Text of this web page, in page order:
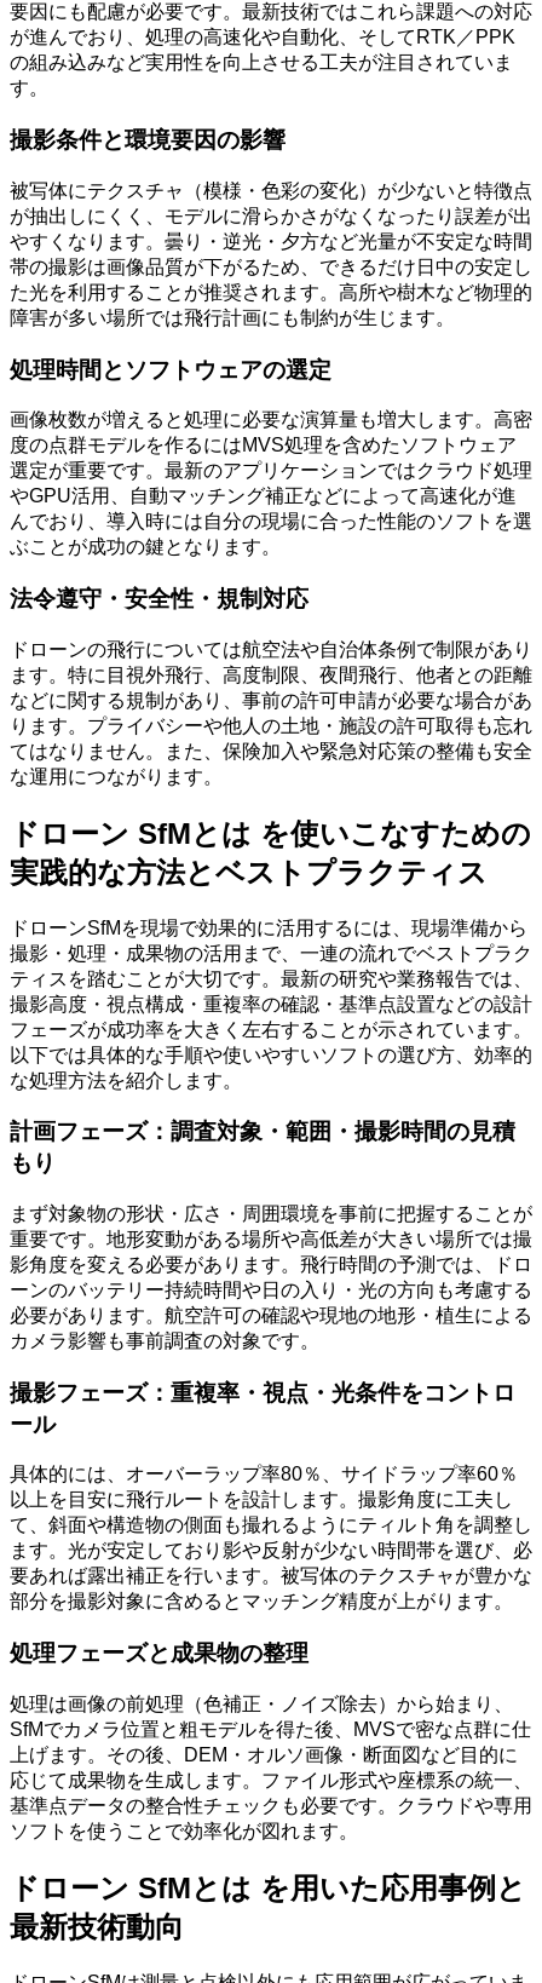
要因にも配慮が必要です。最新技術ではこれら課題への対応
が進んでおり、処理の高速化や自動化、そしてRTK／PPK
の組み込みなど実用性を向上させる工夫が注目されていま
す。
撮影条件と環境要因の影響
被写体にテクスチャ（模様・色彩の変化）が少ないと特徴点
が抽出しにくく、モデルに滑らかさがなくなったり誤差が出
やすくなります。曇り・逆光・夕方など光量が不安定な時間
帯の撮影は画像品質が下がるため、できるだけ日中の安定し
た光を利用することが推奨されます。高所や樹木など物理的
障害が多い場所では飛行計画にも制約が生じます。
処理時間とソフトウェアの選定
画像枚数が増えると処理に必要な演算量も増大します。高密
度の点群モデルを作るにはMVS処理を含めたソフトウェア
選定が重要です。最新のアプリケーションではクラウド処理
やGPU活用、自動マッチング補正などによって高速化が進
んでおり、導入時には自分の現場に合った性能のソフトを選
ぶことが成功の鍵となります。
法令遵守・安全性・規制対応
ドローンの飛行については航空法や自治体条例で制限があり
ます。特に目視外飛行、高度制限、夜間飛行、他者との距離
などに関する規制があり、事前の許可申請が必要な場合があ
ります。プライバシーや他人の土地・施設の許可取得も忘れ
てはなりません。また、保険加入や緊急対応策の整備も安全
な運用につながります。
ドローン SfMとは を使いこなすための
実践的な方法とベストプラクティス
ドローンSfMを現場で効果的に活用するには、現場準備から
撮影・処理・成果物の活用まで、一連の流れでベストプラク
ティスを踏むことが大切です。最新の研究や業務報告では、
撮影高度・視点構成・重複率の確認・基準点設置などの設計
フェーズが成功率を大きく左右することが示されています。
以下では具体的な手順や使いやすいソフトの選び方、効率的
な処理方法を紹介します。
計画フェーズ：調査対象・範囲・撮影時間の見積
もり
まず対象物の形状・広さ・周囲環境を事前に把握することが
重要です。地形変動がある場所や高低差が大きい場所では撮
影角度を変える必要があります。飛行時間の予測では、ドロ
ーンのバッテリー持続時間や日の入り・光の方向も考慮する
必要があります。航空許可の確認や現地の地形・植生による
カメラ影響も事前調査の対象です。
撮影フェーズ：重複率・視点・光条件をコントロ
ール
具体的には、オーバーラップ率80％、サイドラップ率60％
以上を目安に飛行ルートを設計します。撮影角度に工夫し
て、斜面や構造物の側面も撮れるようにティルト角を調整し
ます。光が安定しており影や反射が少ない時間帯を選び、必
要あれば露出補正を行います。被写体のテクスチャが豊かな
部分を撮影対象に含めるとマッチング精度が上がります。
処理フェーズと成果物の整理
処理は画像の前処理（色補正・ノイズ除去）から始まり、
SfMでカメラ位置と粗モデルを得た後、MVSで密な点群に仕
上げます。その後、DEM・オルソ画像・断面図など目的に
応じて成果物を生成します。ファイル形式や座標系の統一、
基準点データの整合性チェックも必要です。クラウドや専用
ソフトを使うことで効率化が図れます。
ドローン SfMとは を用いた応用事例と
最新技術動向